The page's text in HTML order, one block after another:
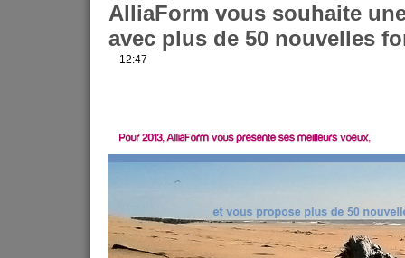
AlliaForm vous souhaite
avec plus de 50 nouvelles
12:47